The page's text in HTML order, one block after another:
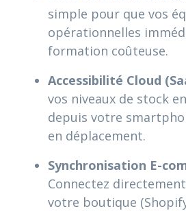
simple pour que vos
opérationnelles
formation coûteuse.
Accessibilité Cloud
vos niveaux de stock
depuis votre
en déplacement.
Synchronisation E-
Connectez
votre boutique